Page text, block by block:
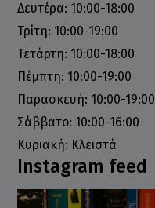
Δευτέρα: 10:00-18:00
Τρίτη: 10:00-19:00
Τετάρτη: 10:00-18:00
Πέμπτη: 10:00-19:00
Παρασκευή: 10:00-19:00
Σάββατο: 10:00-16:00
Κυριακή: Κλειστά
Instagram feed